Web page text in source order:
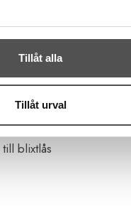
Tillåt alla
Tillåt urval
blixtlås